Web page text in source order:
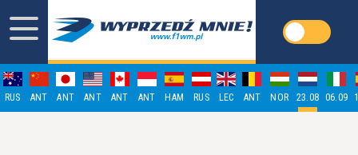
RUS ANT ANT ANT ANT ANT HAM RUS LEC ANT NOR 23.08 06.09